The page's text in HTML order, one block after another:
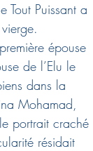
Tout Puissant a
épouse
de l’Elu le
dans la
Mohamad,
portrait craché
résidait